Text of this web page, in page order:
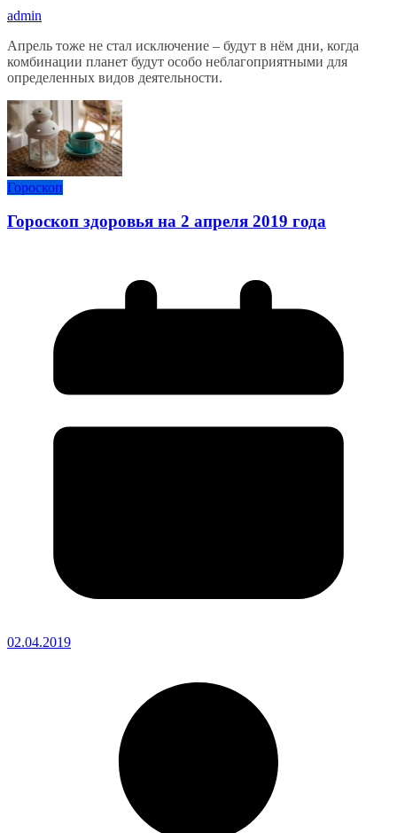
admin
Апрель тоже не стал исключение – будут в нём дни, когда
комбинации планет будут особо неблагоприятными для
определенных видов деятельности.
Гороскоп
Гороскоп здоровья на 2 апреля 2019 года
02.04.2019